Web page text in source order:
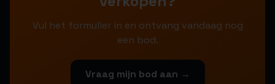
Vul het formulier in en ontvang vandaag nog
een bod.
Vraag mijn bod aan →